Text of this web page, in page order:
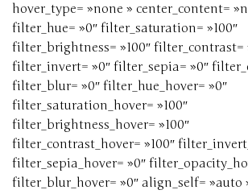
hover_type= »none » center_content=
filter_hue= »0″ filter_saturation= »100″
filter_brightness= »100″ filter_contrast=
filter_invert= »0″ filter_sepia= »0″
filter_blur= »0″ filter_hue_hover= »0″
filter_saturation_hover= »100″
filter_brightness_hover= »100″
filter_contrast_hover= »100″
filter_sepia_hover= »0″
filter_blur_hover= »0″ align_self= »auto